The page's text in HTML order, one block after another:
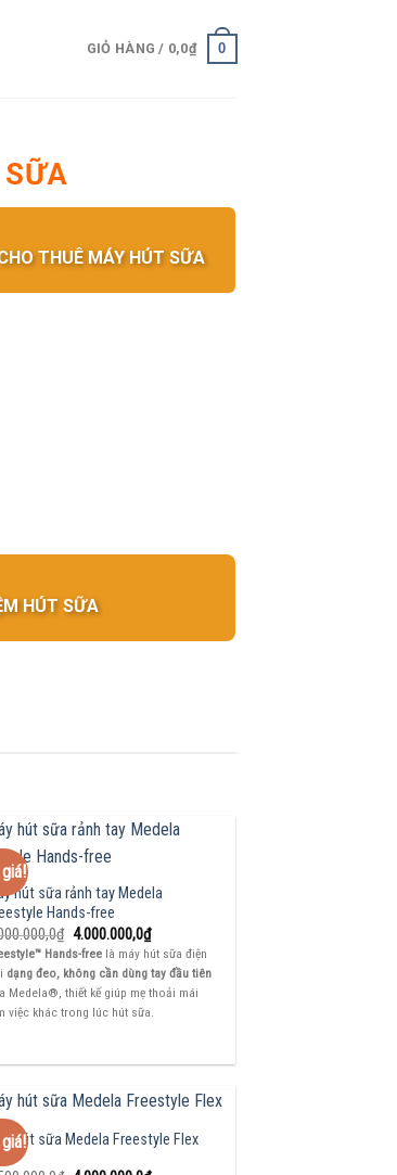
GIỎ HÀNG / 0,0₫ 0
THUÊ MÁY HÚT SỮA
HÚT SỮA
hút sữa rảnh tay Medela
Hands-free
₫ Giá
gốc
là:
9.000.000,0₫.
4.000.000,0₫Giá
hiện
tại
là:
4.000.000,0₫.
Hands-free là máy hút sữa điện
dạng đeo, không cần dùng tay đầu tiên
Medela®, thiết kế giúp mẹ thoải mái
việc khác trong lúc hút sữa.
hút sữa Medela Freestyle Flex